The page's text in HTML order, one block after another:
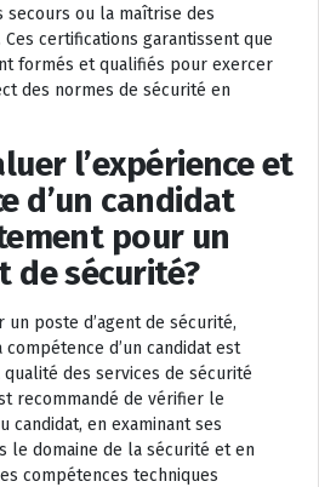
ou la maîtrise des
certifications garantissent que
formés et qualifiés pour exercer
des normes de sécurité en
l’expérience et
d’un candidat
pour un
de sécurité?
poste d’agent de sécurité,
d’un candidat est
des services de sécurité
recommandé de vérifier le
candidat, en examinant ses
le domaine de la sécurité et en
compétences techniques